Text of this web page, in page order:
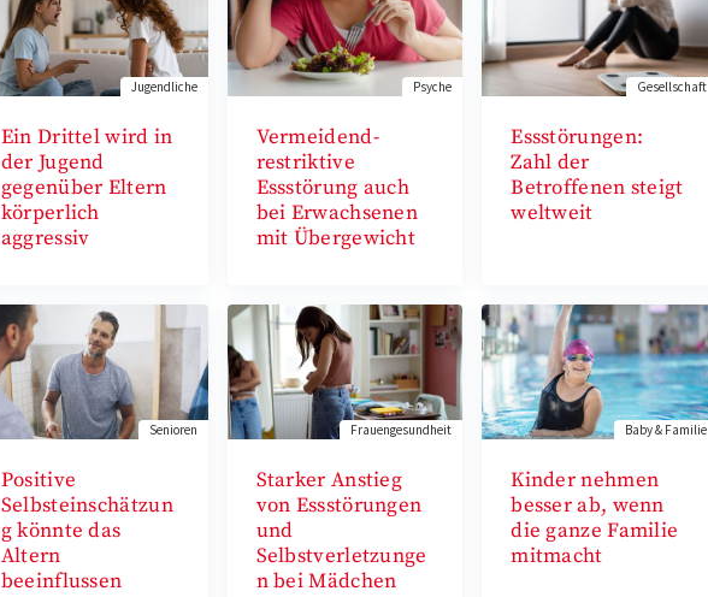
Jugendliche
Ein Drittel wird in
der Jugend
gegenüber Eltern
körperlich
aggressiv
Psyche
Vermeidend-
restriktive
Essstörung auch
bei Erwachsenen
mit Übergewicht
Gesellschaft
Essstörungen:
Zahl der
Betroffenen steigt
weltweit
Senioren
Positive
Selbsteinschätzun
g könnte das
Altern
beeinflussen
Frauengesundheit
Starker Anstieg
von Essstörungen
und
Selbstverletzunge
n bei Mädchen
Baby & Familie
Kinder nehmen
besser ab, wenn
die ganze Familie
mitmacht